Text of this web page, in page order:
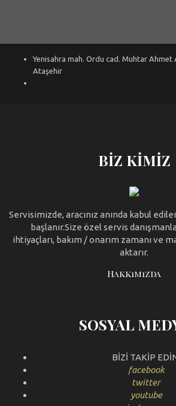
Yenisahra mah. Ordu cad. Muhtar Ahmet
Ataşehir
BIZ KIMIZ
Servisimizde, aracınız anında kabul
başlanır.Size özel servis
ihtiyaçları, bakım / onarım zamanı ve
aktarır.
Hakkımızda
SOSYAL
BİZİ TAKİP
facebook
twitter
youtube